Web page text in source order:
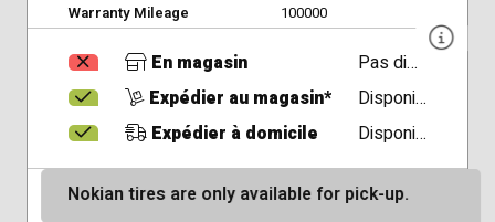
Warranty Mileage
100000
En magasin
Pas disponible
Expédier au magasin*
Disponible
Expédier à domicile
Disponible
Nokian tires are only available for pick-up.